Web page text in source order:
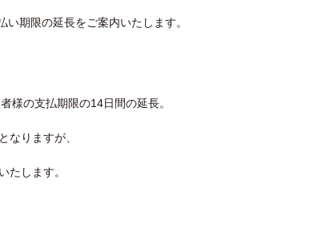
期限の延長をご案内いたします。
様の支払期限の14日間の延長。
なりますが、
たします。